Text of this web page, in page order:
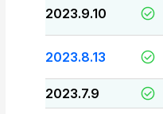
2023.9.10
2023.8.13
2023.7.9